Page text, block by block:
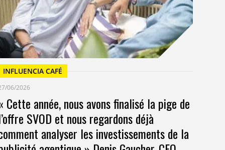
INFLUENCIA CAFÉ
06/2026
Cette année, nous avons finalisé la pige de
SVOD et nous regardons déjà
analyser les investissements de la